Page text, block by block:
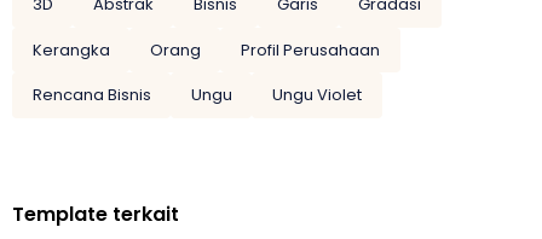
Kerangka
Orang
Profil Perusahaan
Rencana Bisnis
Ungu Ungu Violet
Template terkait